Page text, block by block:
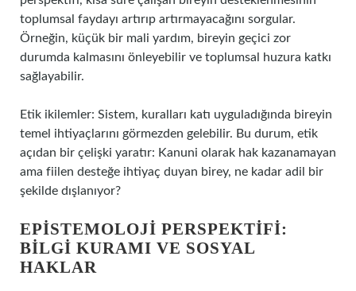
toplumsal faydayı artırıp artırmayacağını sorgular.
Örneğin, küçük bir mali yardım, bireyin geçici zor
durumda kalmasını önleyebilir ve toplumsal huzura katkı
sağlayabilir.
Etik ikilemler: Sistem, kuralları katı uyguladığında bireyin
temel ihtiyaçlarını görmezden gelebilir. Bu durum, etik
açıdan bir çelişki yaratır: Kanuni olarak hak kazanamayan
ama fiilen desteğe ihtiyaç duyan birey, ne kadar adil bir
şekilde dışlanıyor?
EPISTEMOLOJI PERSPEKTIFI:
BILGI KURAMI VE SOSYAL
HAKLAR